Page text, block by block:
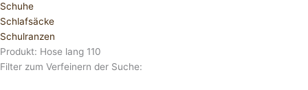
Schuhe
Schlafsäcke
Schulranzen
Produkt: Hose lang 110
Filter zum Verfeinern der Suche: